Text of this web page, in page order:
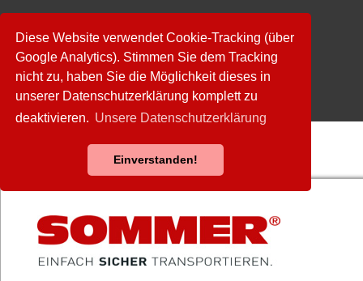
Diese Website verwendet Cookie-Tracking (über
Google Analytics). Stimmen Sie dem Tracking
nicht zu, haben Sie die Möglichkeit dieses in
unserer Datenschutzerklärung komplett zu
deaktivieren. Unsere Datenschutzerklärung
Einverstanden!